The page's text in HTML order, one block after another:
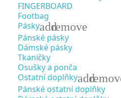
FINGERBOARD
Footbag
Páskyaddremove
Pánské pásky
Dámské pásky
Tkaničky
Osušky a ponča
Ostatní doplňkyadd
Pánské ostatní doplňky